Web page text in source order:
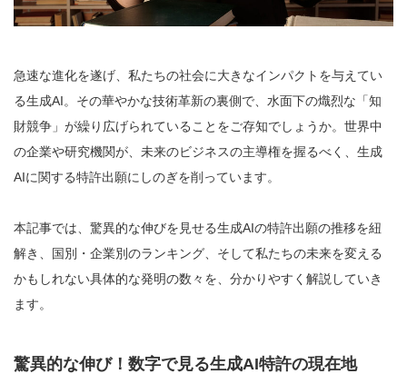
急速な進化を遂げ、私たちの社会に大きなインパクトを与えてい
る生成AI。その華やかな技術革新の裏側で、水面下の熾烈な「知
財競争」が繰り広げられていることをご存知でしょうか。世界中
の企業や研究機関が、未来のビジネスの主導権を握るべく、生成
AIに関する特許出願にしのぎを削っています。
本記事では、驚異的な伸びを見せる生成AIの特許出願の推移を紐
解き、国別・企業別のランキング、そして私たちの未来を変える
かもしれない具体的な発明の数々を、分かりやすく解説していき
ます。
驚異的な伸び！数字で見る生成AI特許の現在地